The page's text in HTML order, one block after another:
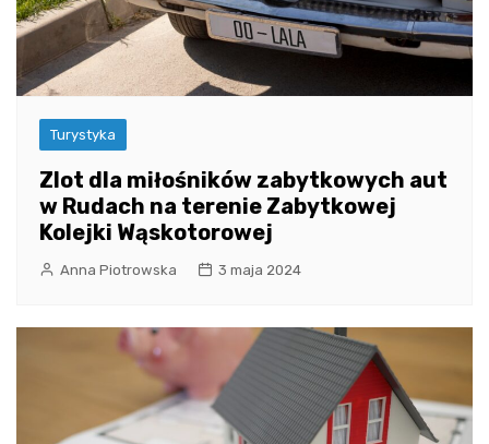
Turystyka
Zlot dla miłośników zabytkowych aut
w Rudach na terenie Zabytkowej
Kolejki Wąskotorowej
Anna Piotrowska 3 maja 2024